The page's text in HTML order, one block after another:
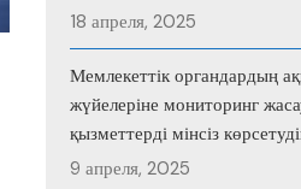
18 апреля, 2025
Мемлекеттік органдардың
жүйелеріне мониторинг
қызметтерді мінсіз
9 апреля, 2025